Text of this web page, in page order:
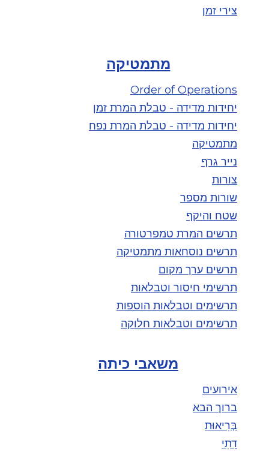
צירי זמן
מתמטיקה
Order of Operations
יחידות מדידה - טבלת המרת זמן
יחידות מדידה - טבלת המרת נפח
מתמטיקה
נייר גרף
צורות
שורות מספר
שטח והיקף
תרשים המרת טמפרטורה
תרשים נוסחאות מתמטיקה
תרשים ערך מקום
תרשימי חיסור וטבלאות
תרשימים וטבלאות הוספות
תרשימים וטבלאות חלוקה
משאבי כיתה
אירועים
ברוך הבא
בְּרִיאוּת
דָתִי